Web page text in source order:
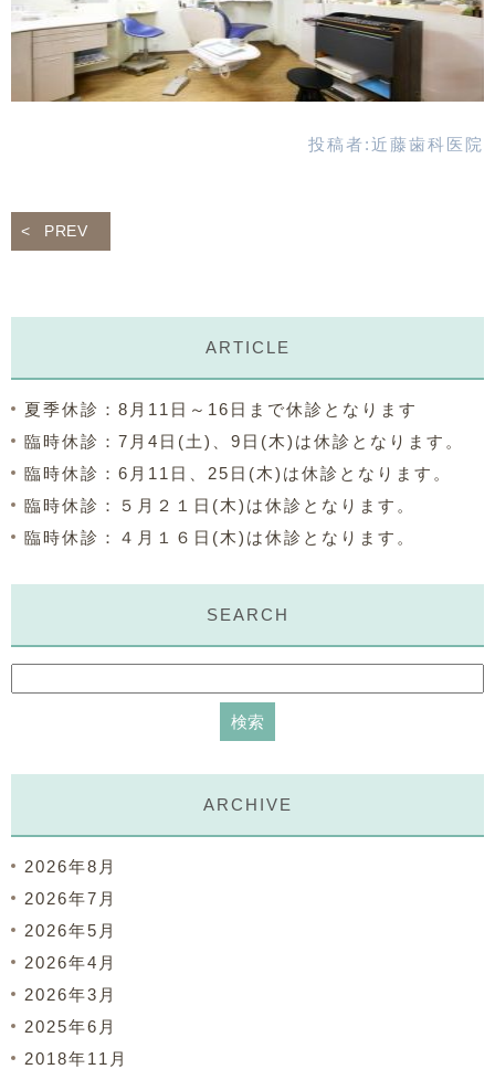
投稿者:近藤歯科医院
PREV
ARTICLE
夏季休診：8月11日～16日まで休診となります
臨時休診：7月4日(土)、9日(木)は休診となります。
臨時休診：6月11日、25日(木)は休診となります。
臨時休診：５月２１日(木)は休診となります。
臨時休診：４月１６日(木)は休診となります。
SEARCH
ARCHIVE
2026年8月
2026年7月
2026年5月
2026年4月
2026年3月
2025年6月
2018年11月